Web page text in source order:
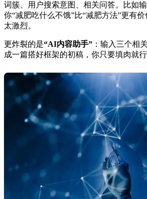
词簇、用户搜索意图、相关问答。比如
你“减肥吃什么不饿”比“减肥方法”更有
太激烈。
更炸裂的是“AI内容助手” ：输入三个相
成一篇搭好框架的初稿，你只要填肉就行